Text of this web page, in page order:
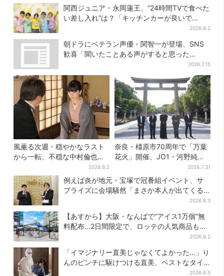
関西ジュニア・永岡蓮王、“24時間TVで食べた
い差し入れ”は？「キッチンカーが良いで
2026.8.2
朝ドラにベテラン声優・関智一が登場、SNS
歓喜「聞いたことある声がすると思った
2026.7.15
風薫る次週・穏やかなラスト
から一転、不穏な中村倫也の
登場に視聴者期待「いよいよ
登場だ」
2026.8.2
奈良・橿原市70周年で「万葉
花火」開催、JO1・河野純喜
がアンバサダーに…グループ
楽曲ともシンクロ
2026.7.31
例えば炎が地元・宝塚で冠番組イベント、サ
プライズに会場騒然「まさか本人が出てくる
2026.8.3
【あすから】大阪・なんばで“アイス1万個”無
料配布…2日間限定で、ロッテの人気商品もら
2026.8.2
「イマジナリー直美じゃなくてよかった…」り
んのピンチに駆けつける直美、ベストなタイ
2026.8.5